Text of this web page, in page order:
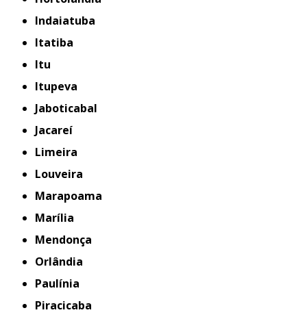
Indaiatuba
Itatiba
Itu
Itupeva
Jaboticabal
Jacareí
Limeira
Louveira
Marapoama
Marília
Mendonça
Orlândia
Paulínia
Piracicaba